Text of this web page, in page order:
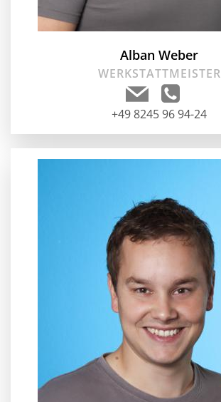
Alban Weber
WERKSTATTMEISTER
+49 8245 96 94-24